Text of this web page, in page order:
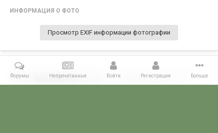
ИНФОРМАЦИЯ О ФОТО
Просмотр EXIF информации фотографии
Поделиться Подписчики 0
Форумы Непрочитанные Войти Регистрация Больше